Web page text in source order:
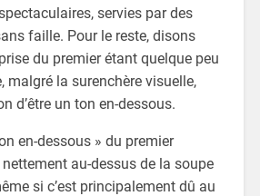
servies par des
faille. Pour le reste, disons
du premier étant quelque peu
malgré la surenchère visuelle,
d’être un ton en-dessous.
en-dessous » du premier
au-dessus de la soupe
si c’est principalement dû au